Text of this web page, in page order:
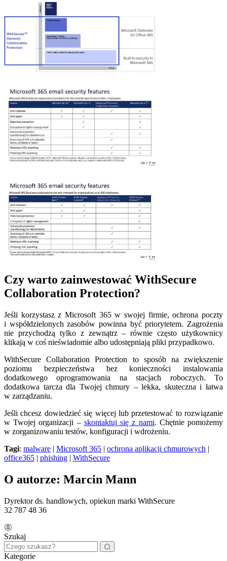
Czy warto zainwestować WithSecure
Collaboration Protection?
Jeśli korzystasz z Microsoft 365 w swojej firmie, ochrona poczty
i współdzielonych zasobów powinna być priorytetem. Zagrożenia
nie przychodzą tylko z zewnątrz – równie często użytkownicy
klikają w coś nieświadomie albo udostępniają pliki przypadkowo.
WithSecure Collaboration Protection to sposób na zwiększenie
poziomu bezpieczeństwa bez konieczności instalowania
dodatkowego oprogramowania na stacjach roboczych. To
dodatkowa tarcza dla Twojej chmury – lekka, skuteczna i łatwa
w zarządzaniu.
Jeśli chcesz dowiedzieć się więcej lub przetestować to rozwiązanie
w Twojej organizacji – skontaktuj się z nami. Chętnie pomożemy
w zorganizowaniu testów, konfiguracji i wdrożeniu.
Tagi: malware | Microsoft 365 | ochrona aplikacji chmurowych |
office365 | phishing | WithSecure
O autorze: Marcin Mann
Dyrektor ds. handlowych, opiekun marki WithSecure
32 787 48 36
Szukaj
Kategorie